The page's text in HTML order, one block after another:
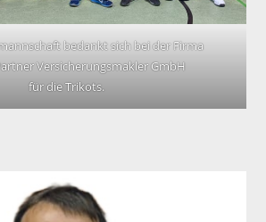
bedankt sich bei der Firma
Versicherungsmakler GmbH
für die Trikots.